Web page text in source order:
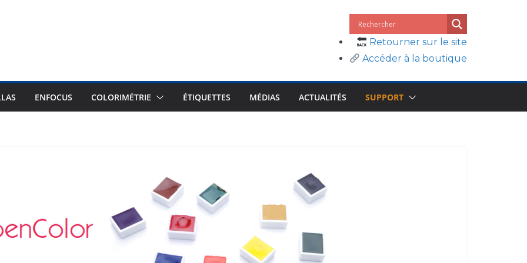
Retourner sur le site
Accéder à la boutique
ENFOCUS COLORIMÉTRIE ÉTIQUETTES MÉDIAS ACTUALITÉS SUPPORT